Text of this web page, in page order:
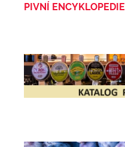
PIVNÍ ENCYKLOPEDIE